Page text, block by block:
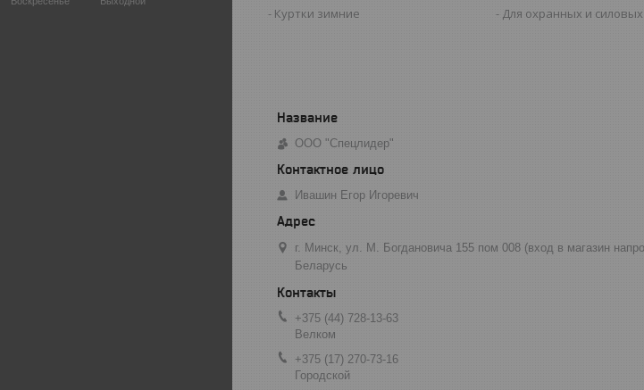
Куртки зимние
Для охранных и силовых
ООО "Спецлидер"
Ивашин Егор Игоревич
г. Минск, ул. М. Богдановича 155 пом 008 (вход в магазин
Беларусь
+375 (44) 728-13-63
Велком
+375 (17) 270-73-16
Городской